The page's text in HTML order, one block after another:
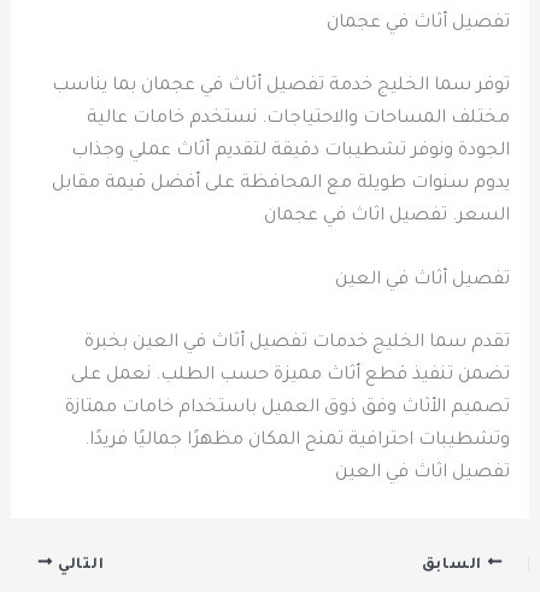
تفصيل أثاث في عجمان
توفر سما الخليج خدمة تفصيل أثاث في عجمان بما يناسب
مختلف المساحات والاحتياجات. نستخدم خامات عالية
الجودة ونوفر تشطيبات دقيقة لتقديم أثاث عملي وجذاب
يدوم سنوات طويلة مع المحافظة على أفضل قيمة مقابل
السعر. تفصيل اثاث في عجمان
تفصيل أثاث في العين
تقدم سما الخليج خدمات تفصيل أثاث في العين بخبرة
تضمن تنفيذ قطع أثاث مميزة حسب الطلب. نعمل على
تصميم الأثاث وفق ذوق العميل باستخدام خامات ممتازة
وتشطيبات احترافية تمنح المكان مظهرًا جماليًا فريدًا.
تفصيل اثاث في العين
السابق التالي